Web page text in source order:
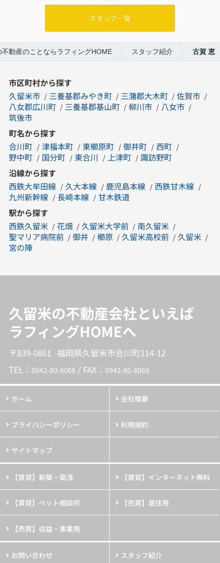
スタッフ一覧
不動産のことならラフィングHOME スタッフ紹介 古賀 恵
市区町村から探す
久留米市
三養基郡みやき町 三潴郡大木町
佐賀市
八女郡広川町
三養基郡基山町 柳川市
八女市
筑後市
町名から探す
合川町
津福本町 東櫛原町 御井町
西町
野中町
国分町 東合川 上津町
諏訪野町
沿線から探す
西鉄大牟田線
久大本線 鹿児島本線
西鉄甘木線
九州新幹線
長崎本線
甘木鉄道
駅から探す
西鉄久留米
花畑 久留米大学前
南久留米
聖マリア病院前
御井 櫛原 久留米高校前
久留米
宮の陣
久留米の不動産会社といえば
ラフィングHOMEへ
〒839-0861 福岡県久留米市合川町114-12
TEL： 0942-80-8068 / FAX： 0942-80-8069
ホーム 会社概要
プライバシーポリシー 利用規約
サイトマップ
【賃貸】新築・築浅 【賃貸】インターネット無料
【賃貸】ペット相談可 【売買】居住用
【売買】収益・事業用
お問い合わせ スタッフ紹介